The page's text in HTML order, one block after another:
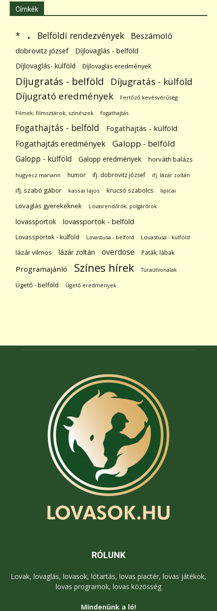
Címkék
* . Belföldi rendezvények Beszámoló
dobrovitz józsef
Díjlovaglás - belföld
Díjlovaglás- külföld
Díjlovaglás eredmények
Díjugratás - belföld Díjugratás - külföld
Díjugrató eredmények Fertőző kevésvérűség
Filmek; filmsztárok; színészek fogathajtás
Fogathajtás - belföld Fogathajtás - külföld
Fogathajtás eredmények Galopp - belföld
Galopp - külföld Galopp eredmények horváth balázs
hugyecz mariann humor ifj. dobrovitz józsef ifj. lázár zoltán
ifj. szabó gábor kassai lajos krucsó szabolcs lipicai
Lovaglás gyerekeknek Lovasrendőrök; polgárőrök
lovassportok lovassportok - belföld
Lovassportok - külföld Lovastusa - belföld Lovastusa - külföld
lázár vilmos lázár zoltán overdose Paták; lábak
Programajánló Színes hírek Túraútvonalak
Ügető - belföld Ügető eredmények
RÓLUNK
Lovak, lovaglás, lovasok, lótartás, lovas piactér, lovas játékok,
lovas programok, lovas közösség
Mindenünk a ló!